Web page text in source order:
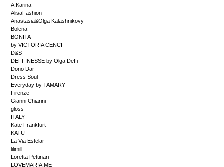
A.Karina
AlisaFashion
Anastasia&Olga Kalashnikovy
Bolena
BONITA
by VICTORIA CENCI
D&S
DEFFINESSE by Olga Deffi
Dono Dar
Dress Soul
Everyday by TAMARY
Firenze
Gianni Chiarini
gloss
ITALY
Kate Frankfurt
KATU
La Via Estelar
lilimill
Loretta Pettinari
LOVEMARIA.ME